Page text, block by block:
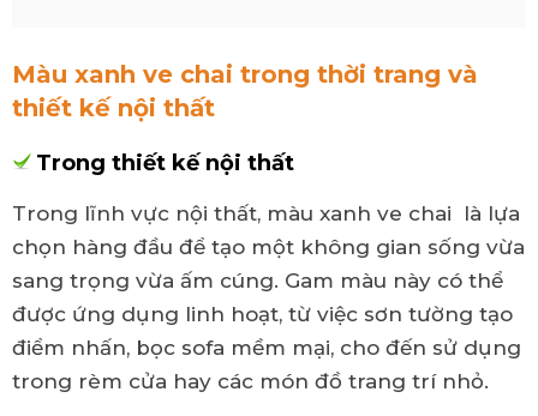
Màu xanh ve chai trong thời trang và
thiết kế nội thất
Trong thiết kế nội thất
Trong lĩnh vực nội thất, màu xanh ve chai là lựa
chọn hàng đầu để tạo một không gian sống vừa
sang trọng vừa ấm cúng. Gam màu này có thể
được ứng dụng linh hoạt, từ việc sơn tường tạo
điểm nhấn, bọc sofa mềm mại, cho đến sử dụng
trong rèm cửa hay các món đồ trang trí nhỏ.